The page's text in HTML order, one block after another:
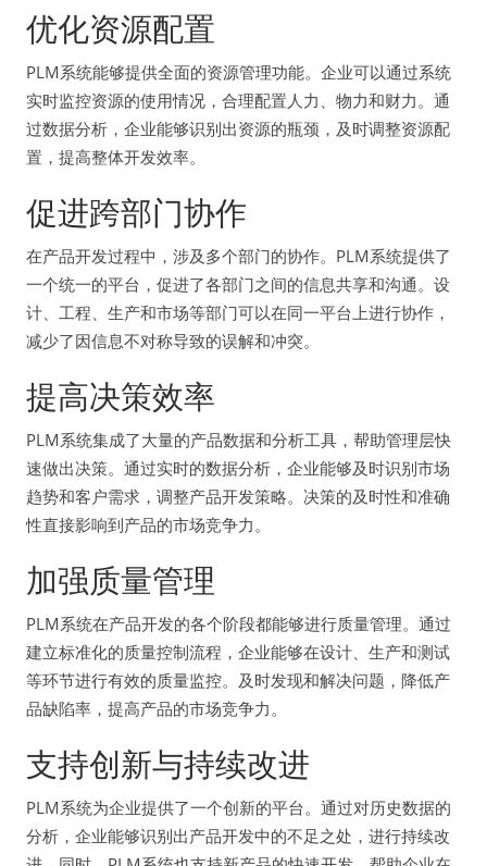
优化资源配置
PLM系统能够提供全面的资源管理功能。企业可以通过系统
实时监控资源的使用情况，合理配置人力、物力和财力。通
过数据分析，企业能够识别出资源的瓶颈，及时调整资源配
置，提高整体开发效率。
促进跨部门协作
在产品开发过程中，涉及多个部门的协作。PLM系统提供了
一个统一的平台，促进了各部门之间的信息共享和沟通。设
计、工程、生产和市场等部门可以在同一平台上进行协作，
减少了因信息不对称导致的误解和冲突。
提高决策效率
PLM系统集成了大量的产品数据和分析工具，帮助管理层快
速做出决策。通过实时的数据分析，企业能够及时识别市场
趋势和客户需求，调整产品开发策略。决策的及时性和准确
性直接影响到产品的市场竞争力。
加强质量管理
PLM系统在产品开发的各个阶段都能够进行质量管理。通过
建立标准化的质量控制流程，企业能够在设计、生产和测试
等环节进行有效的质量监控。及时发现和解决问题，降低产
品缺陷率，提高产品的市场竞争力。
支持创新与持续改进
PLM系统为企业提供了一个创新的平台。通过对历史数据的
分析，企业能够识别出产品开发中的不足之处，进行持续改